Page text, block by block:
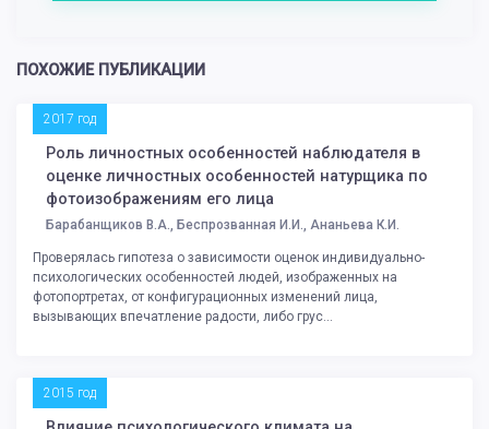
ПОХОЖИЕ ПУБЛИКАЦИИ
2017 год
Роль личностных особенностей наблюдателя в
оценке личностных особенностей натурщика по
фотоизображениям его лица
Барабанщиков В.А., Беспрозванная И.И., Ананьева К.И.
Проверялась гипотеза о зависимости оценок индивидуально-
психологических особенностей людей, изображенных на
фотопортретах, от конфигурационных изменений лица,
вызывающих впечатление радости, либо грус...
2015 год